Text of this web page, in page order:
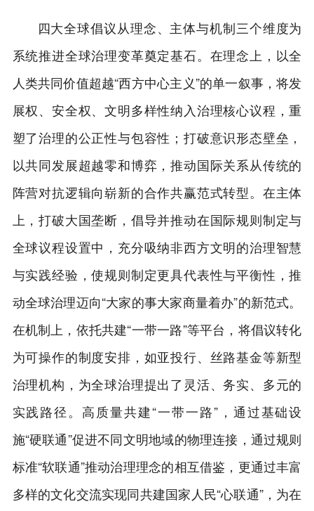
四大全球倡议从理念、主体与机制三个维度为
系统推进全球治理变革奠定基石。在理念上，以全
人类共同价值超越“西方中心主义”的单一叙事，将发
展权、安全权、文明多样性纳入治理核心议程，重
塑了治理的公正性与包容性；打破意识形态壁垒，
以共同发展超越零和博弈，推动国际关系从传统的
阵营对抗逻辑向崭新的合作共赢范式转型。在主体
上，打破大国垄断，倡导并推动在国际规则制定与
全球议程设置中，充分吸纳非西方文明的治理智慧
与实践经验，使规则制定更具代表性与平衡性，推
动全球治理迈向“大家的事大家商量着办”的新范式。
在机制上，依托共建“一带一路”等平台，将倡议转化
为可操作的制度安排，如亚投行、丝路基金等新型
治理机构，为全球治理提出了灵活、务实、多元的
实践路径。高质量共建“一带一路”，通过基础设
施“硬联通”促进不同文明地域的物理连接，通过规则
标准“软联通”推动治理理念的相互借鉴，更通过丰富
多样的文化交流实现同共建国家人民“心联通”，为在